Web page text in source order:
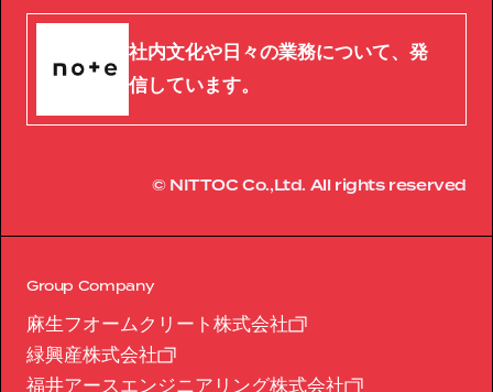
社内文化や日々の業務について、発
信しています。
© NITTOC Co.,Ltd. All rights reserved
Group Company
麻生フオームクリート株式会社
緑興産株式会社
福井アースエンジニアリング株式会社